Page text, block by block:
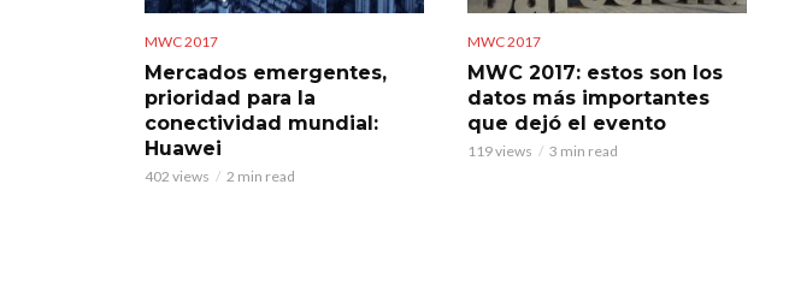
MWC 2017
Mercados emergentes,
prioridad para la
conectividad mundial:
Huawei
402 views 2 min read
MWC 2017
MWC 2017: estos son los
datos más importantes
que dejó el evento
119 views 3 min read